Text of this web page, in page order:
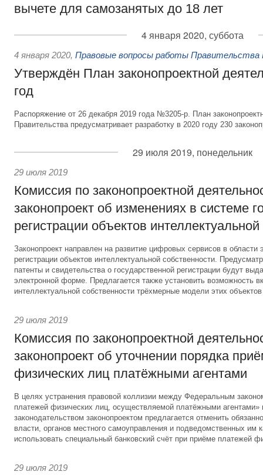
вычете для самозанятых до 18 лет
4 января 2020, суббота
4 января 2020, Правовые вопросы работы Правительства
Утверждён План законопроектной
год
Распоряжение от 26 декабря 2019 года №3205-р. План
Правительства предусматривает разработку в 2020 году 230
29 июля 2019, понедельник
29 июля 2019
Комиссия по законопроектной
законопроект об изменениях в системе
регистрации объектов
Законопроект направлен на развитие цифровых сервисов в области
регистрации объектов интеллектуальной собственности.
патенты и свидетельства о государственной регистрации будут
электронной форме. Предлагается также установить возможность
интеллектуальной собственности трёхмерные модели этих
29 июля 2019
Комиссия по законопроектной
законопроект об уточнении порядка
физических лиц платёжными агентами
В целях устранения правовой коллизии между Федеральным
платежей физических лиц, осуществляемой платёжными
законодательством законопроектом предлагается отменить
власти, органов местного самоуправления и подведомственных им
использовать специальный банковский счёт при приёме платежей
29 июля 2019